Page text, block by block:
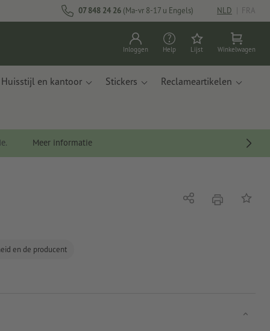
07 848 24 26 (Ma-vr 8-17 u Engels) NLD | FRA
Inloggen Help Lijst Winkelwagen
Huisstijl en kantoor Stickers Reclameartikelen
Meer informatie
en de producent
Delen afdrukkenOp de